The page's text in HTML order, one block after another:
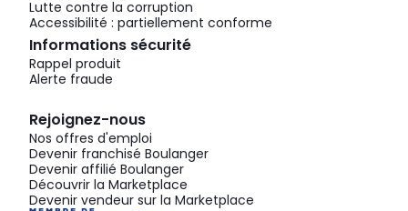
Lutte contre la corruption
Accessibilité : partiellement conforme
Informations sécurité
Rappel produit
Alerte fraude
Rejoignez-nous
Nos offres d'emploi
Devenir franchisé Boulanger
Devenir affilié Boulanger
Découvrir la Marketplace
Devenir vendeur sur la Marketplace